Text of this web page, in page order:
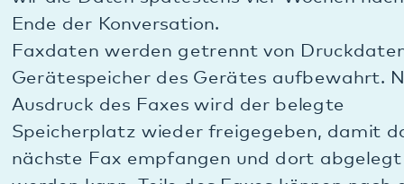
ergeben, gegen die Verarbeitung der sie
Widerspruch einzulegen. Wenn wir keine
zwingenden schutzwürdigen Gründe für die
weitere Verarbeitung nachweisen können, die Ihre
Interessen, Rechte und Freiheiten überwiegen,
werden wir Ihre Daten dann nicht mehr
verarbeiten (vgl. Art. 21 DSGVO / siehe auch unten